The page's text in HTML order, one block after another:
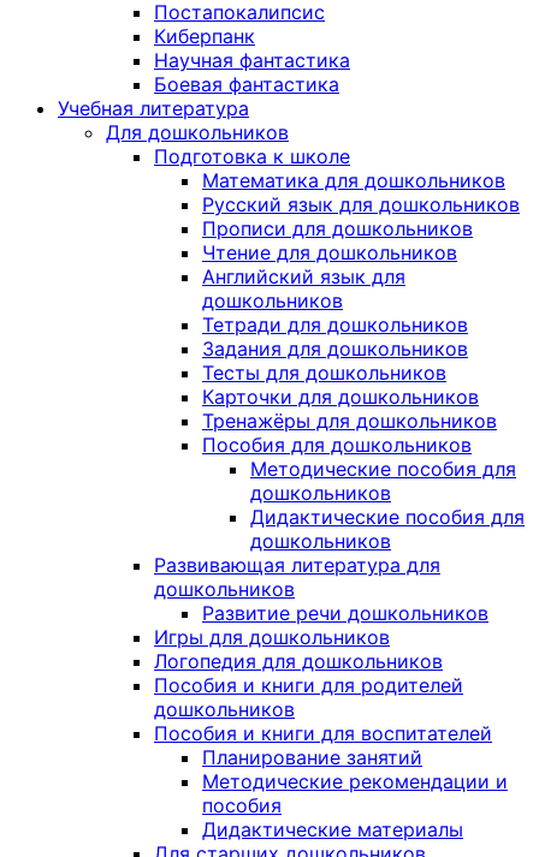
Постапокалипсис
Киберпанк
Научная фантастика
Боевая фантастика
Учебная литература
Для дошкольников
Подготовка к школе
Математика для дошкольников
Русский язык для дошкольников
Прописи для дошкольников
Чтение для дошкольников
Английский язык для
дошкольников
Тетради для дошкольников
Задания для дошкольников
Тесты для дошкольников
Карточки для дошкольников
Тренажёры для дошкольников
Пособия для дошкольников
Методические пособия для
дошкольников
Дидактические пособия для
дошкольников
Развивающая литература для
дошкольников
Развитие речи дошкольников
Игры для дошкольников
Логопедия для дошкольников
Пособия и книги для родителей
дошкольников
Пособия и книги для воспитателей
Планирование занятий
Методические рекомендации и
пособия
Дидактические материалы